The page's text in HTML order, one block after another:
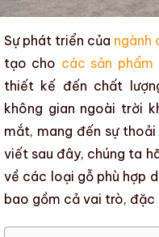
Sự phát triển của ngành
tạo cho các sản
thiết kế đến chất
không gian ngoài trời
mắt, mang đến sự thoải
viết sau đây, chúng ta
về các loại gỗ phù hợp
bao gồm cả vai trò,